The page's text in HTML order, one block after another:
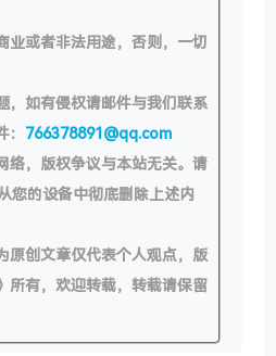
业或者非法用途，否则，一切
，如有侵权请邮件与我们联系
766378891@qq.com
络，版权争议与本站无关。请
您的设备中彻底删除上述内
原创文章仅代表个人观点，版
所有，欢迎转载，转载请保留